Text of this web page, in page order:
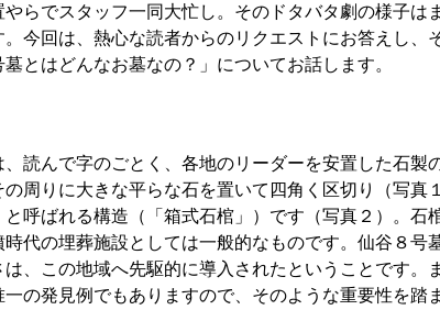
やらでスタッフ一同大忙し。そのドタバタ劇の様子は
今回は、熱心な読者からのリクエストにお答えし、
とはどんなお墓なの？」についてお話します。
読んで字のごとく、各地のリーダーを安置した石製
周りに大きな平らな石を置いて四角く区切り（写真
と呼ばれる構造（「箱式石棺」）です（写真２）。石
代の埋葬施設としては一般的なものです。仙谷８号
、この地域へ先駆的に導入されたということです。
の発見例でもありますので、そのような重要性を踏